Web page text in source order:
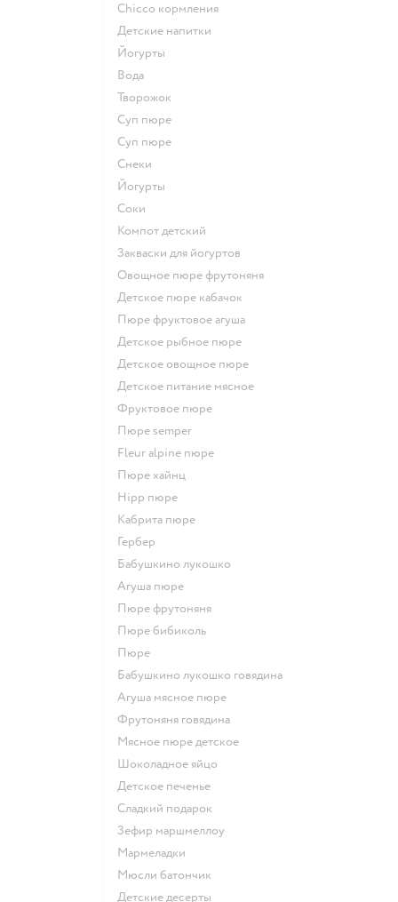
chicco кормления
детские напитки
йогурты
Вода
творожок
суп пюре
суп пюре
Снеки
йогурты
Соки
компот детский
Закваски для йогуртов
овощное пюре фрутоняня
детское пюре кабачок
пюре фруктовое агуша
детское рыбное пюре
детское овощное пюре
детское питание мясное
фруктовое пюре
пюре semper
fleur alpine пюре
пюре хайнц
hipp пюре
кабрита пюре
гербер
бабушкино лукошко
агуша пюре
пюре фрутоняня
пюре бибиколь
пюре
бабушкино лукошко говядина
агуша мясное пюре
фрутоняня говядина
мясное пюре детское
шоколадное яйцо
детское печенье
сладкий подарок
зефир маршмеллоу
мармеладки
мюсли батончик
детские десерты